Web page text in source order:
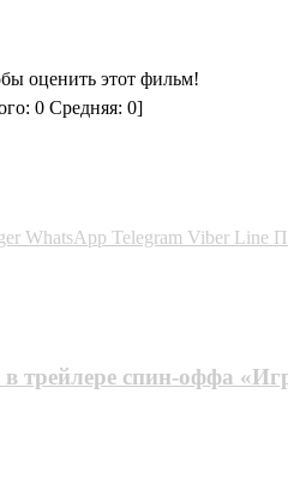
оценить этот фильм!
0Средняя: 0]
WhatsApp Telegram Viber Line
трейлере спин-оффа